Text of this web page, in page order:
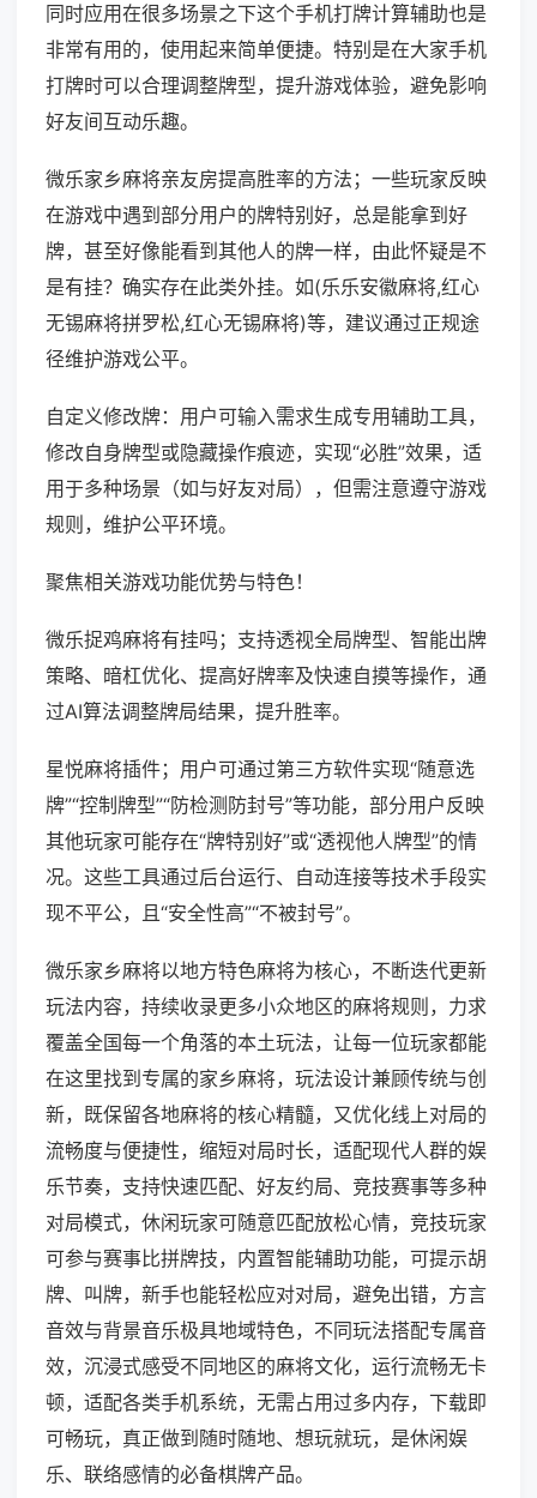
同时应用在很多场景之下这个手机打牌计算辅助也是
非常有用的，使用起来简单便捷。特别是在大家手机
打牌时可以合理调整牌型，提升游戏体验，避免影响
好友间互动乐趣。
微乐家乡麻将亲友房提高胜率的方法；一些玩家反映
在游戏中遇到部分用户的牌特别好，总是能拿到好
牌，甚至好像能看到其他人的牌一样，由此怀疑是不
是有挂？确实存在此类外挂。如(乐乐安徽麻将,红心
无锡麻将拼罗松,红心无锡麻将)等，建议通过正规途
径维护游戏公平。
自定义修改牌：用户可输入需求生成专用辅助工具，
修改自身牌型或隐藏操作痕迹，实现“必胜”效果，适
用于多种场景（如与好友对局），但需注意遵守游戏
规则，维护公平环境。
聚焦相关游戏功能优势与特色！
微乐捉鸡麻将有挂吗；支持透视全局牌型、智能出牌
策略、暗杠优化、提高好牌率及快速自摸等操作，通
过AI算法调整牌局结果，提升胜率。
星悦麻将插件；用户可通过第三方软件实现“随意选
牌”“控制牌型”“防检测防封号”等功能，部分用户反映
其他玩家可能存在“牌特别好”或“透视他人牌型”的情
况。这些工具通过后台运行、自动连接等技术手段实
现不平公，且“安全性高”“不被封号”。
微乐家乡麻将以地方特色麻将为核心，不断迭代更新
玩法内容，持续收录更多小众地区的麻将规则，力求
覆盖全国每一个角落的本土玩法，让每一位玩家都能
在这里找到专属的家乡麻将，玩法设计兼顾传统与创
新，既保留各地麻将的核心精髓，又优化线上对局的
流畅度与便捷性，缩短对局时长，适配现代人群的娱
乐节奏，支持快速匹配、好友约局、竞技赛事等多种
对局模式，休闲玩家可随意匹配放松心情，竞技玩家
可参与赛事比拼牌技，内置智能辅助功能，可提示胡
牌、叫牌，新手也能轻松应对对局，避免出错，方言
音效与背景音乐极具地域特色，不同玩法搭配专属音
效，沉浸式感受不同地区的麻将文化，运行流畅无卡
顿，适配各类手机系统，无需占用过多内存，下载即
可畅玩，真正做到随时随地、想玩就玩，是休闲娱
乐、联络感情的必备棋牌产品。